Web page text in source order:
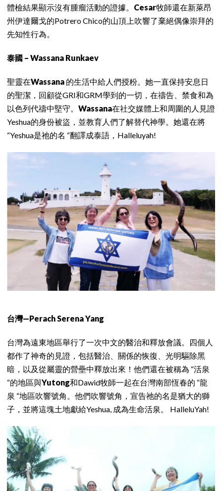
體檢結果顯示沒有腫瘤活動的證據。 Cesar牧師還在新萊昂
州伊達爾戈的Potrero Chico的山頂上吹響了棄絕偶像崇拜的
先知性行為。
泰國 – Wassana Runkaev
聖靈在Wassana 的生活中給人們授粉。她一直保持安息日
的聖潔，回顧從GRI和GRM學到的一切，在禱告、禁食和為
以色列代禱中堅守。 Wassana在社交媒體上和周圍的人見證
Yeshua的身份被盜，並教育人們了解替代神學。她還在將
“Yeshua是祂的名 “翻譯成泰語，Halleluyah!
台灣—Perach Serena Yang
台灣為遠東地區舉行了一次中文的醫治和釋放會議。四個人
都作了神奇的見證，包括醫治、關係的恢復、光明驅除黑
暗，以及從屬靈的營壘中釋放出來！他們還在被稱為 “活泉
“的地區與Yutong和Dawid牧師一起在台灣南部恆春的 “龍
泉 “地區吹響號角。他們吹響號角，宣告祂的名是猶大的獅
子，並將這塊土地獻給Yeshua, 成為生命活泉。 HalleluYah!